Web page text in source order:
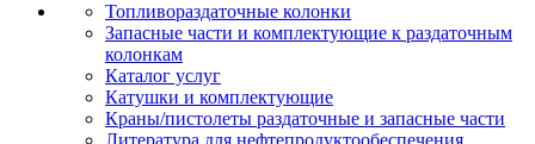
Топливораздаточные колонки
Запасные части и комплектующие к раздаточным
колонкам
Каталог услуг
Катушки и комплектующие
Краны/пистолеты раздаточные и запасные части
Литература для нефтепродуктообеспечения